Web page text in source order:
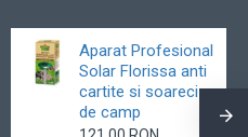
Aparat Profesional
Solar Florissa anti
cartite si soareci
de camp